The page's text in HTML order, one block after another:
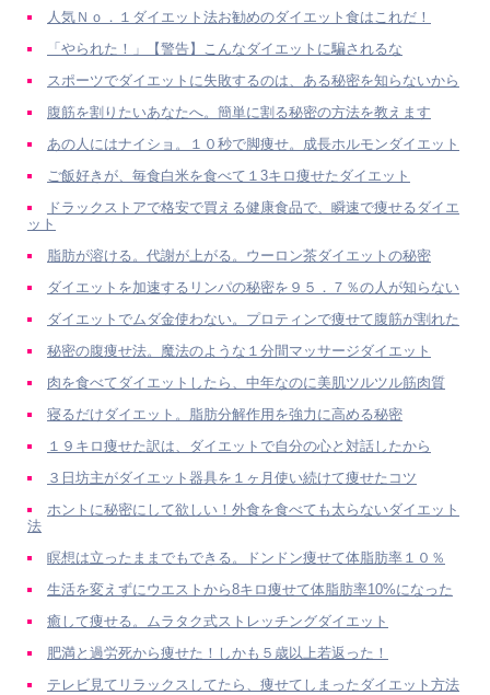
人気Ｎｏ．１ダイエット法お勧めのダイエット食はこれだ！
「やられた！」【警告】こんなダイエットに騙されるな
スポーツでダイエットに失敗するのは、ある秘密を知らないから
腹筋を割りたいあなたへ。簡単に割る秘密の方法を教えます
あの人にはナイショ。１０秒で脚痩せ。成長ホルモンダイエット
ご飯好きが、毎食白米を食べて１3キロ痩せたダイエット
ドラックストアで格安で買える健康食品で、瞬速で痩せるダイエ
ット
脂肪が溶ける。代謝が上がる。ウーロン茶ダイエットの秘密
ダイエットを加速するリンパの秘密を９５．７％の人が知らない
ダイエットでムダ金使わない。プロティンで痩せて腹筋が割れた
秘密の腹痩せ法。魔法のような１分間マッサージダイエット
肉を食べてダイエットしたら、中年なのに美肌ツルツル筋肉質
寝るだけダイエット。脂肪分解作用を強力に高める秘密
１９キロ痩せた訳は、ダイエットで自分の心と対話したから
３日坊主がダイエット器具を１ヶ月使い続けて痩せたコツ
ホントに秘密にして欲しい！外食を食べても太らないダイエット
法
瞑想は立ったままでもできる。ドンドン痩せて体脂肪率１０％
生活を変えずにウエストから8キロ痩せて体脂肪率10%になった
癒して痩せる。ムラタク式ストレッチングダイエット
肥満と過労死から痩せた！しかも５歳以上若返った！
テレビ見てリラックスしてたら、痩せてしまったダイエット方法